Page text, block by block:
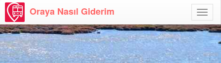
Aç
Oraya Nasıl Giderim